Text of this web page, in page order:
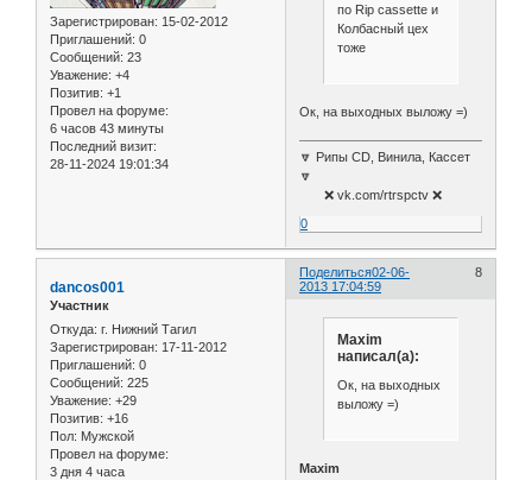
Зарегистрирован: 15-02-2012
Приглашений: 0
Сообщений: 23
Уважение: +4
Позитив: +1
Провел на форуме:
6 часов 43 минуты
Последний визит:
28-11-2024 19:01:34
по Rip cassette и
Колбасный цех
тоже
Ок, на выходных выложу =)
🔽 Рипы CD, Винила, Кассет
🔽
❌ vk.com/rtrspctv ❌
0
Поделиться 8
02-06-
2013 17:04:59
dancos001
Участник
Откуда: г. Нижний Тагил
Зарегистрирован: 17-11-2012
Приглашений: 0
Сообщений: 225
Уважение: +29
Позитив: +16
Пол: Мужской
Провел на форуме:
3 дня 4 часа
Maxim
написал(а):
Ок, на выходных
выложу =)
Maxim